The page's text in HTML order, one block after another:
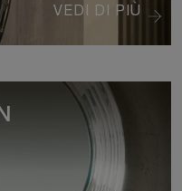
VEDI DI PIÙ